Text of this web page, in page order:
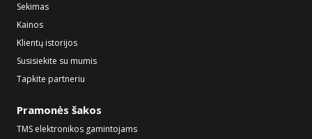
Sekimas
Kainos
Klientų istorijos
Susisiekite su mumis
Tapkite partneriu
Pramonės šakos
TMS elektronikos gamintojams